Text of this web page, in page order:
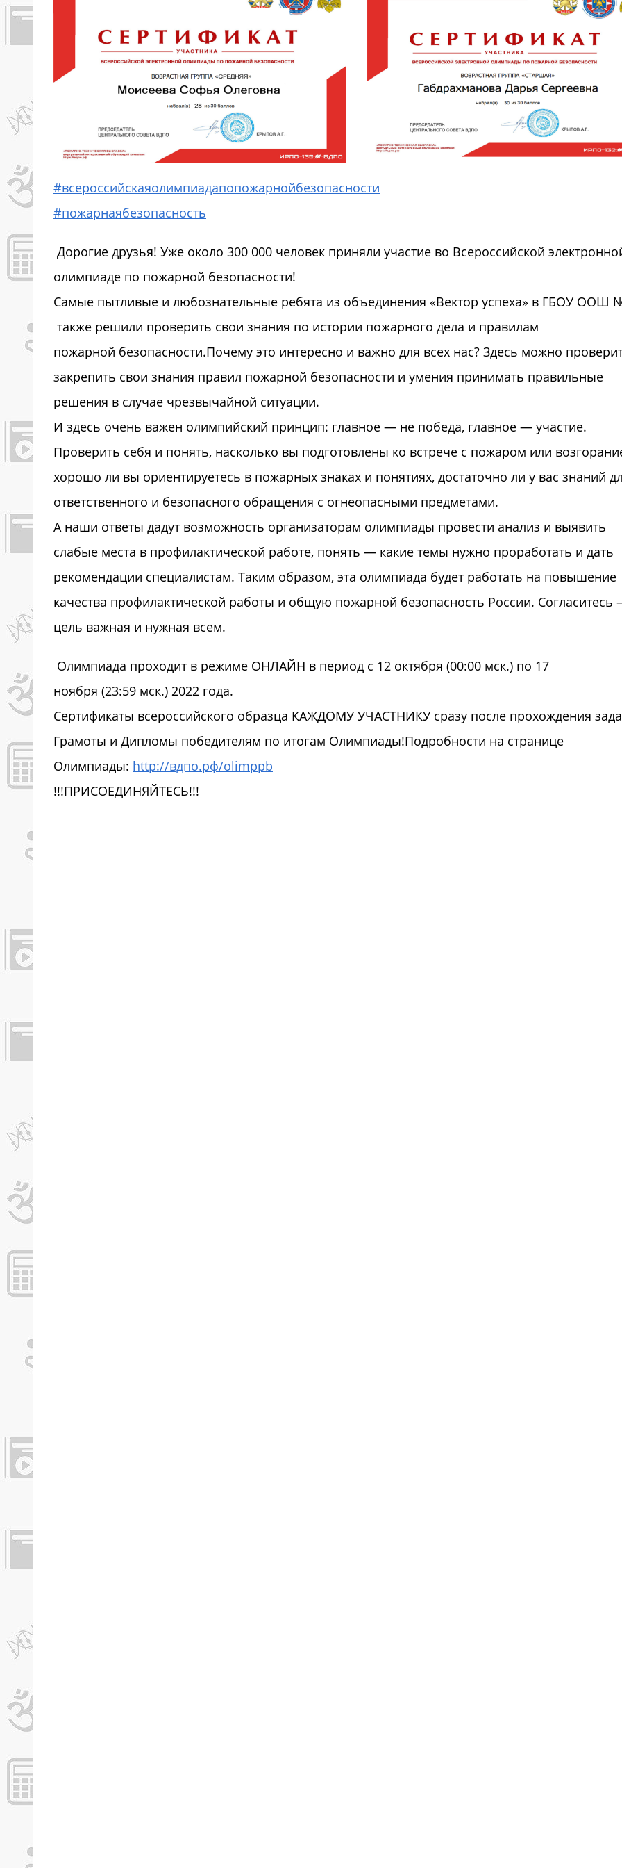
#всероссийскаяолимпиадапопожарнойбезопасности
#пожарнаябезопасность
Дорогие друзья! Уже около 300 000 человек приняли участие во Всероссийской
олимпиаде по пожарной безопасности!
Самые пытливые и любознательные ребята из объединения «Вектор успеха» в ГБОУ ООШ
также решили проверить свои знания по истории пожарного дела и правилам
пожарной безопасности.Почему это интересно и важно для всех нас? Здесь можно
закрепить свои знания правил пожарной безопасности и умения принимать правильные
решения в случае чрезвычайной ситуации.
И здесь очень важен олимпийский принцип: главное — не победа, главное — участие.
Проверить себя и понять, насколько вы подготовлены ко встрече с пожаром или
хорошо ли вы ориентируетесь в пожарных знаках и понятиях, достаточно ли у вас знаний
ответственного и безопасного обращения с огнеопасными предметами.
А наши ответы дадут возможность организаторам олимпиады провести анализ и выявить
слабые места в профилактической работе, понять — какие темы нужно проработать и дать
рекомендации специалистам. Таким образом, эта олимпиада будет работать на повышение
качества профилактической работы и общую пожарной безопасность России. Согласитесь
цель важная и нужная всем.
Олимпиада проходит в режиме ОНЛАЙН в период с 12 октября (00:00 мск.) по 17
ноября (23:59 мск.) 2022 года.
Сертификаты всероссийского образца КАЖДОМУ УЧАСТНИКУ сразу после прохождения
Грамоты и Дипломы победителям по итогам Олимпиады!Подробности на странице
Олимпиады: http://вдпо.рф/olimppb
!!!ПРИСОЕДИНЯЙТЕСЬ!!!